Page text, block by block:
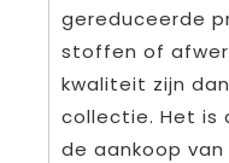
gereduceerde
stoffen of
kwaliteit zijn
collectie. Het is
de aankoop